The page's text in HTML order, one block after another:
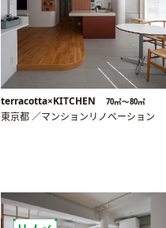
terracotta×KITCHEN 70㎡〜80㎡
東京都 ／マンションリノベーション